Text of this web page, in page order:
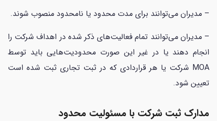
– مدیران می‌توانند برای مدت محدود یا نامحدود منصوب شوند.
– مدیران می‌توانند تمام فعالیت‌های ذکر شده در اهداف شرکت را
انجام دهند یا در غیر این صورت محدودیت‌هایی باید توسط
MOA شرکت یا هر قراردادی که در ثبت تجاری ثبت شده است
تعیین شود.
مدارک ثبت شرکت با مسئولیت محدود